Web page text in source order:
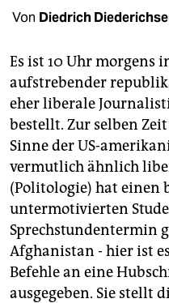
unterstützen
abo
genossenschaft
epaper login
Von Diedrich
Es ist 10 Uhr morgens
aufstrebender
eher liberale
bestellt. Zur selben
Sinne der US-
vermutlich ähnlich
(Politologie) hat einen
untermotivierten
Sprechstundentermin
Afghanistan - hier ist
Befehle an eine
ausgegeben. Sie stellt